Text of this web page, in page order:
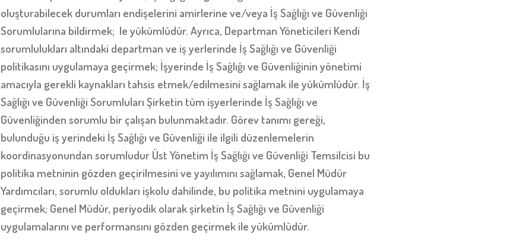
oluşturabilecek durumları endişelerini amirlerine ve/veya İş Sağlığı ve Güvenliği
Sorumlularına bildirmek; le yükümlüdür. Ayrıca, Departman Yöneticileri Kendi
sorumlulukları altındaki departman ve iş yerlerinde İş Sağlığı ve Güvenliği
politikasını uygulamaya geçirmek; İşyerinde İş Sağlığı ve Güvenliğinin yönetimi
amacıyla gerekli kaynakları tahsis etmek/edilmesini sağlamak ile yükümlüdür. İş
Sağlığı ve Güvenliği Sorumluları Şirketin tüm işyerlerinde İş Sağlığı ve
Güvenliğinden sorumlu bir çalışan bulunmaktadır. Görev tanımı gereği,
bulunduğu iş yerindeki İş Sağlığı ve Güvenliği ile ilgili düzenlemelerin
koordinasyonundan sorumludur Üst Yönetim İş Sağlığı ve Güvenliği Temsilcisi bu
politika metninin gözden geçirilmesini ve yayılımını sağlamak, Genel Müdür
Yardımcıları, sorumlu oldukları işkolu dahilinde, bu politika metnini uygulamaya
geçirmek; Genel Müdür, periyodik olarak şirketin İş Sağlığı ve Güvenliği
uygulamalarını ve performansını gözden geçirmek ile yükümlüdür.